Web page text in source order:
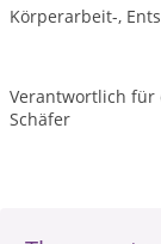
Körperarbeit-,
Verantwortlich für
Schäfer